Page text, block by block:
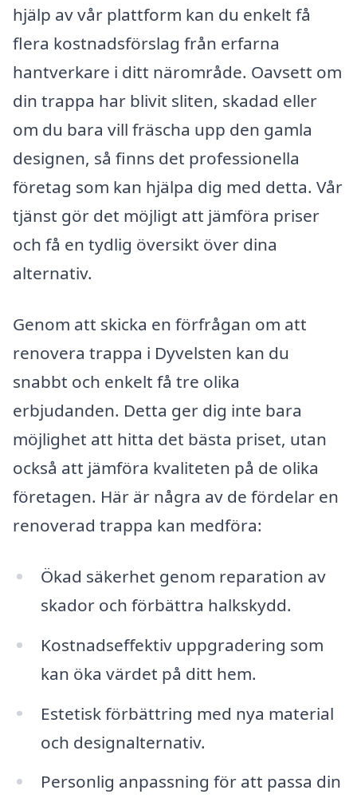
hjälp av vår plattform kan du enkelt få
flera kostnadsförslag från erfarna
hantverkare i ditt närområde. Oavsett om
din trappa har blivit sliten, skadad eller
om du bara vill fräscha upp den gamla
designen, så finns det professionella
företag som kan hjälpa dig med detta. Vår
tjänst gör det möjligt att jämföra priser
och få en tydlig översikt över dina
alternativ.
Genom att skicka en förfrågan om att
renovera trappa i Dyvelsten kan du
snabbt och enkelt få tre olika
erbjudanden. Detta ger dig inte bara
möjlighet att hitta det bästa priset, utan
också att jämföra kvaliteten på de olika
företagen. Här är några av de fördelar en
renoverad trappa kan medföra:
Ökad säkerhet genom reparation av
skador och förbättra halkskydd.
Kostnadseffektiv uppgradering som
kan öka värdet på ditt hem.
Estetisk förbättring med nya material
och designalternativ.
Personlig anpassning för att passa din